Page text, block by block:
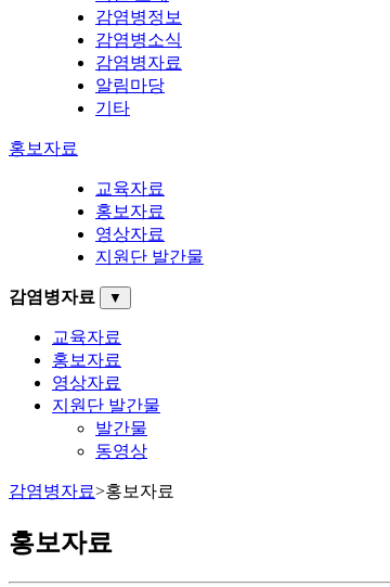
감염병정보
감염병소식
감염병자료
알림마당
기타
홍보자료
교육자료
홍보자료
영상자료
지원단 발간물
감염병자료 ▼
교육자료
홍보자료
영상자료
지원단 발간물
발간물
동영상
감염병자료>홍보자료
홍보자료